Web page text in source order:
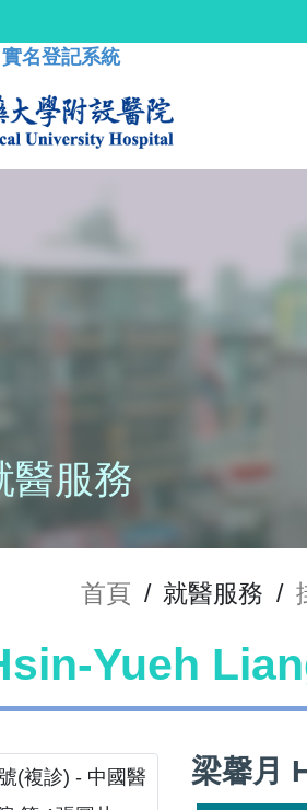
實名登記系統
醫服務
首頁 / 就醫服務 /
Yueh
梁馨月